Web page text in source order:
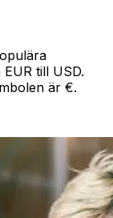
till USD.
är €.